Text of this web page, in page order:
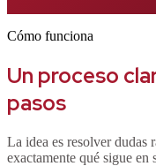
Cómo funciona
Un proceso
pasos
La idea es resolver dudas
exactamente qué sigue en